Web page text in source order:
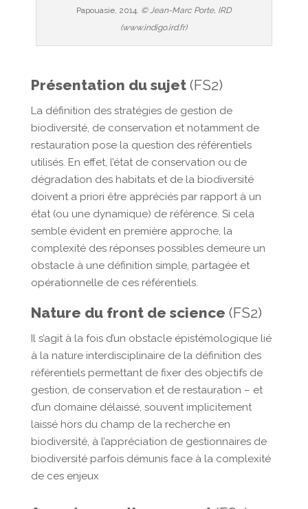
Papouasie, 2014. © Jean-Marc Porte, IRD
(www.indigo.ird.fr)
Présentation du sujet(FS2)
La définition des stratégies de gestion de
biodiversité, de conservation et notamment de
restauration pose la question des référentiels
utilisés. En effet, l’état de conservation ou de
dégradation des habitats et de la biodiversité
doivent a priori être appréciés par rapport à un
état (ou une dynamique) de référence. Si cela
semble évident en première approche, la
complexité des réponses possibles demeure un
obstacle à une définition simple, partagée et
opérationnelle de ces référentiels.
Nature du front de science (FS2)
Il s’agit à la fois d’un obstacle épistémologique lié
à la nature interdisciplinaire de la définition des
référentiels permettant de fixer des objectifs de
gestion, de conservation et de restauration – et
d’un domaine délaissé, souvent implicitement
laissé hors du champ de la recherche en
biodiversité, à l’appréciation de gestionnaires de
biodiversité parfois démunis face à la complexité
de ces enjeux